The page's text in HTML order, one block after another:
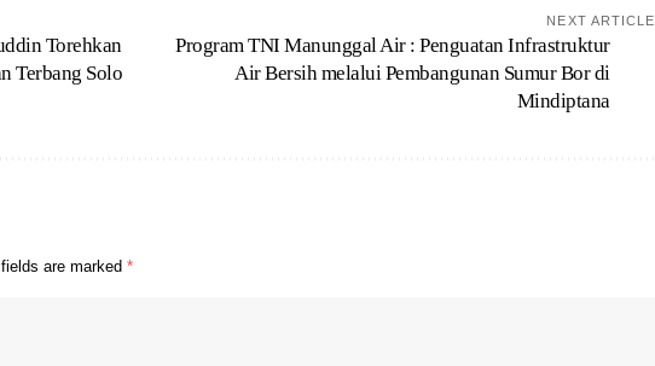
Torehkan
Terbang Solo
NEXT ARTICLE
Program TNI Manunggal Air : Penguatan Infrastruktur
Air Bersih melalui Pembangunan Sumur Bor di
Mindiptana
are marked *